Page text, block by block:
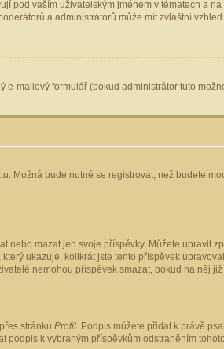
pod vaším uživatelským jménem v tématech a
a administrátorů může mít zvláštní
mailový formulář (pokud administrátor tuto
Možná bude nutné se registrovat, než budete
nebo mazat jen svoje příspěvky. Můžete upravit
ukazuje, kolikrát jste tento příspěvek
nemohou příspěvek smazat, pokud na něj
stránku Profil. Podpis můžete přidat k právě
k vybraným příspěvkům odstraněním